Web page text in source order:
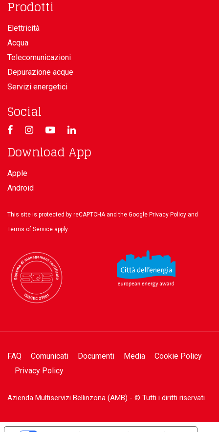
Prodotti
Elettricità
Acqua
Telecomunicazioni
Depurazione acque
Servizi energetici
Social
Download App
Apple
Android
This site is protected by reCAPTCHA and the Google Privacy Policy and
Terms of Service apply.
FAQ Comunicati Documenti Media
Cookie Policy
Privacy Policy
Azienda Multiservizi Bellinzona (AMB) - © Tutti i diritti riservati